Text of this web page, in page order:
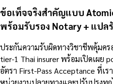
ข้อเท็จจริงสำคัญแบบ
พร้อมรับรอง Notary + แปล
ประกันความรับผิดทางวิชาชีพคุ้มคร
tier-1 Thai insurer พร้อมเปิดเผย
อัตรา First-Pass Acceptance ที่เ